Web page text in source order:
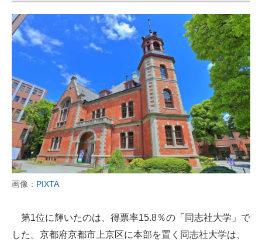
画像： PIXTA
第1位に輝いたのは、得票率15.8％の「同志社大学」で
した。京都府京都市上京区に本部を置く同志社大学は、